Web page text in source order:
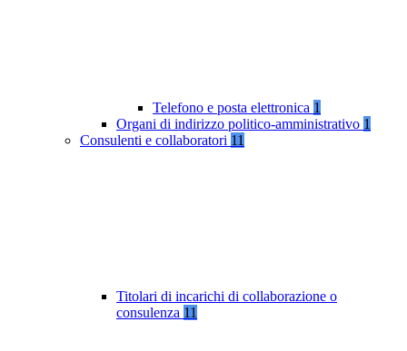
Telefono e posta elettronica 1
Organi di indirizzo politico-amministrativo 1
Consulenti e collaboratori 11
Titolari di incarichi di collaborazione o
consulenza 11